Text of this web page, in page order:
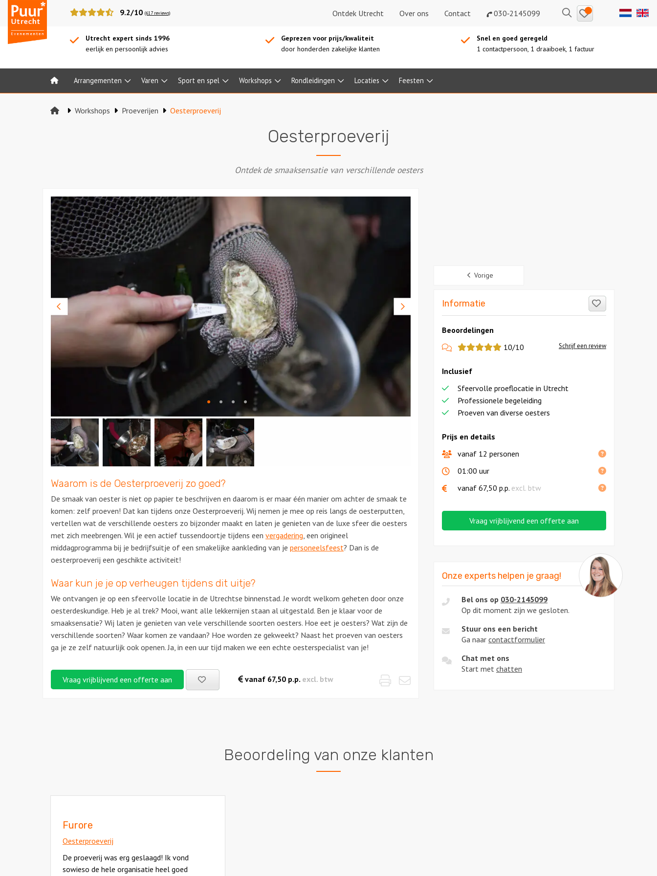
Puur*
Utrecht
bedrijfsuitjes
9.2/10 (617 reviews) Ontdek Utrecht Over ons Contact 030‑2145099 ZoekenBewaarde
uitjes
Utrecht expert sinds 1996
eerlijk en persoonlijk advies
Geprezen voor prijs/kwaliteit
door honderden zakelijke klanten
Snel en goed geregeld
1 contactpersoon, 1 draaiboek, 1 factuur
Home Arrangementen Varen Sport en spel Workshops Rondleidingen Locaties Feesten
Workshops Proeverijen Oesterproeverij
Oesterproeverij
Ontdek de smaaksensatie van verschillende oesters
foto
Volgende
foto
Waarom is de Oesterproeverij zo goed?
De smaak van oester is niet op papier te beschrijven en daarom is er maar één manier om achter de smaak te
komen: zelf proeven! Dat kan tijdens onze Oesterproeverij. Wij nemen je mee op reis langs de oesterputten,
vertellen wat de verschillende oesters zo bijzonder maakt en laten je genieten van de luxe sfeer die oesters
met zich meebrengen. Wil je een actief tussendoortje tijdens een vergadering , een origineel
middagprogramma bij je bedrijfsuitje of een smakelijke aankleding van je personeelsfeest? Dan is de
oesterproeverij een geschikte activiteit!
Waar kun je je op verheugen tijdens dit uitje?
We ontvangen je op een sfeervolle locatie in de Utrechtse binnenstad. Je wordt welkom geheten door onze
oesterdeskundige. Heb je al trek? Mooi, want alle lekkernijen staan al uitgestald. Ben je klaar voor de
smaaksensatie? Wij laten je genieten van vele verschillende soorten oesters. Hoe eet je oesters? Wat zijn de
verschillende soorten? Waar komen ze vandaan? Hoe worden ze gekweekt? Naast het proeven van oesters
ga je ze zelf natuurlijk ook openen. Ja, in een uur tijd maken we een echte oesterspecialist van je!
Vraag vrijblijvend een offerte aan
Bewaarde
uitjes
vanaf 67,50 p.p. excl. btw Email
Print
Vorige
Informatie
Beoordelingen
View
reviews
10/10 Schrijf een review
Prijs en details
vanaf 12 personen
01:00 uur
vanaf 67,50 p.p. excl. btw
Inclusief
Sfeervolle proeflocatie in Utrecht
Professionele begeleiding
Proeven van diverse oesters
Vraag vrijblijvend een offerte aan
Onze experts helpen je graag!
Bel ons op 030-2145099
Op dit moment zijn we gesloten.
Stuur ons een bericht
Ga naar contactformulier
Chat met ons
Start met chatten
Beoordeling van onze klanten
Furore
Oesterproeverij
De proeverij was erg geslaagd! Ik vond
sowieso de hele organisatie heel goed